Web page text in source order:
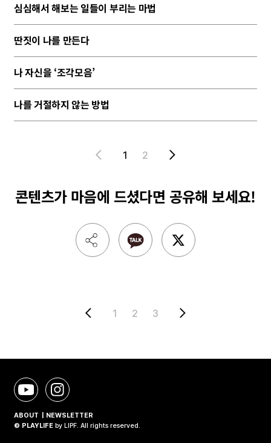
심심해서 해보는 일들이 부리는 마법
딴짓이 나를 만든다
나 자신을 ‘조각모음’
나를 거절하지 않는 방법
1 2
콘텐츠가 마음에 드셨다면 공유해 보세요!
1 2 3
ABOUT
NEWSLETTER
© PLAYLIFE by LIPF. All rights reserved.